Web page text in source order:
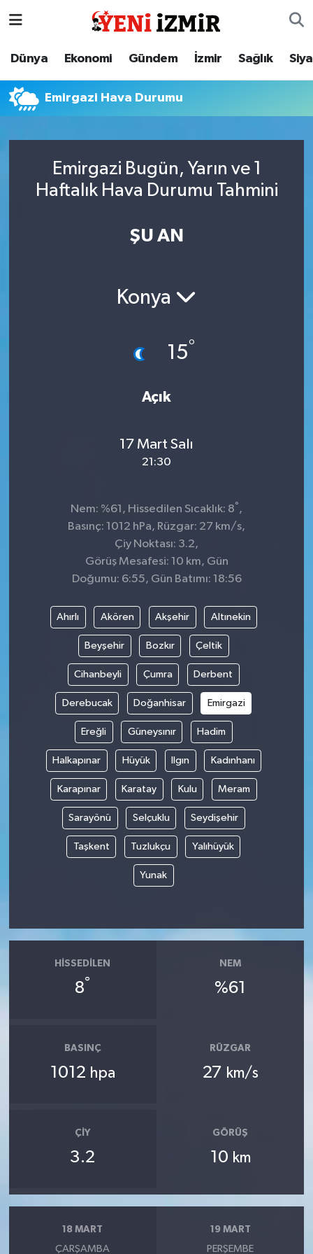
Dünya Ekonomi Gündem İzmir Sağlık
Emirgazi Hava Durumu
Emirgazi Bugün, Yarın ve 1
Haftalık Hava Durumu Tahmini
ŞU AN
Konya
15°
Açık
17 Mart Salı
21:30
Nem: %61, Hissedilen Sıcaklık: 8° ,
Basınç: 1012 hPa, Rüzgar: 27 km/s,
Çiy Noktası: 3.2,
Görüş Mesafesi: 10 km, Gün
Doğumu: 6:55, Gün Batımı: 18:56
Ahırlı Akören Akşehir Altınekin
Beyşehir Bozkır Çeltik
Cihanbeyli Çumra Derbent
Derebucak Doğanhisar Emirgazi
Ereğli Güneysınır Hadim
Halkapınar Hüyük Ilgın Kadınhanı
Karapınar Karatay Kulu Meram
Sarayönü Selçuklu Seydişehir
Taşkent Tuzlukçu Yalıhüyük
Yunak
HISSEDILEN
8°
NEM
%61
BASINÇ
1012 hpa
RÜZGAR
27 km/s
ÇIY
3.2
GÖRÜŞ
10 km
18 MART
ÇARŞAMBA
19 MART
PERŞEMBE
Dünya
İzmir
Sağlık
İzmir Nöbetçi Eczaneler
İzmir Trafik Yoğunluk Haritası
Süper Lig Puan Durumu ve Fikstür